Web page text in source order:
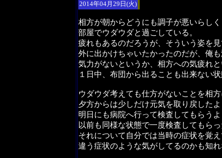
2014年04月29日(火)
相方が朝からどうにも調子が悪いらしく
部屋でウダウダと過ごしている。
疲れもあるのだろうが、そういう姿を
外に出かけちゃいたかったのだが、俺
気力がないというか、相方への気疲れ
１日中、布団から出ることも出来ない
ウダウダ考えても仕方がないことを相
夕方からは少しだけ元気を取り戻した
明日にも病院へ行って検査してもらう
以前も同様な状態で一度検査してもら
それについて自分では当時の症状を覚
違う症状のような気がしてるのかも知